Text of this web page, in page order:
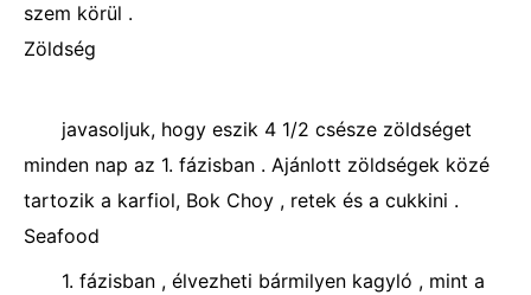
szem körül .
Zöldség
javasoljuk, hogy eszik 4 1/2 csésze zöldséget
minden nap az 1. fázisban . Ajánlott zöldségek közé
tartozik a karfiol, Bok Choy , retek és a cukkini .
Seafood
1. fázisban , élvezheti bármilyen kagyló , mint a